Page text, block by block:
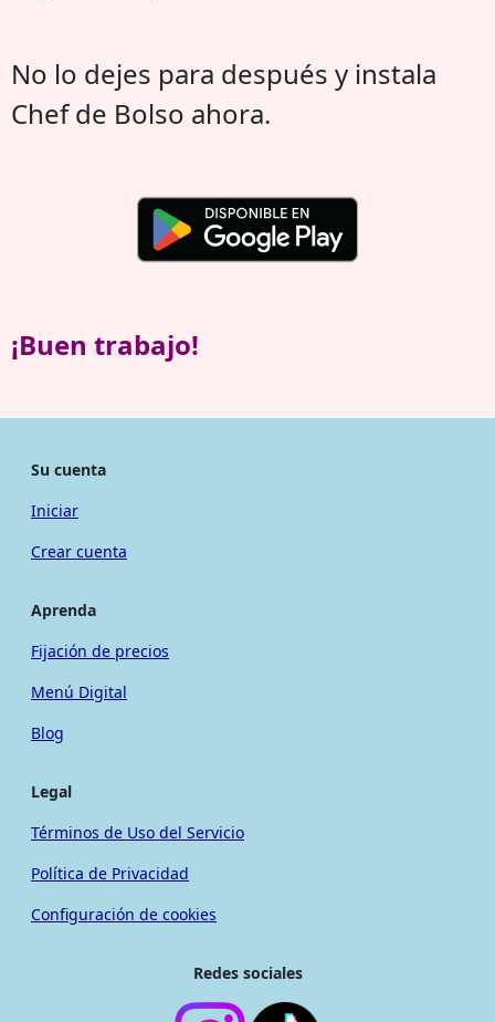
No lo dejes para después y instala
Chef de Bolso ahora.
¡Buen trabajo!
Su cuenta
Iniciar
Crear cuenta
Aprenda
Fijación de precios
Menú Digital
Blog
Legal
Términos de Uso del Servicio
Política de Privacidad
Configuración de cookies
Redes sociales